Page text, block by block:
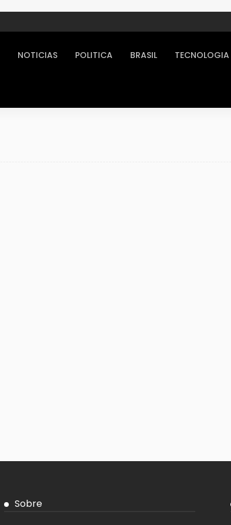
NOTICIAS POLITICA BRASIL TECNOLOGIA
Sobre